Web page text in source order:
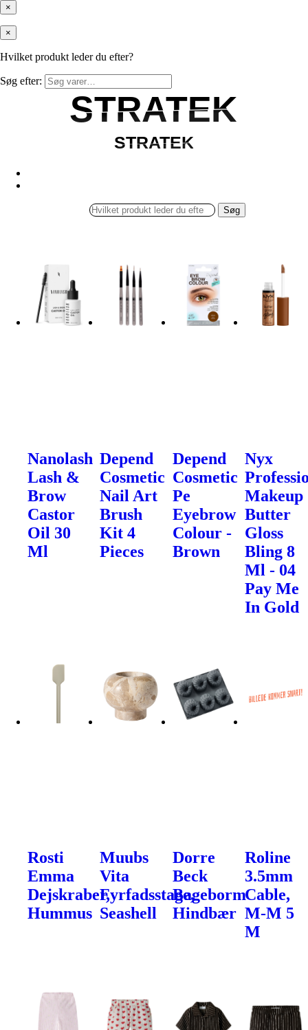
×
×
Hvilket produkt leder du efter?
Søg efter:
STRATEK
STRATEK
STRATEK
STRATEK
Søg
Nanolash
Lash &
Brow
Castor
Oil 30
Ml
Depend
Cosmetic
Nail Art
Brush
Kit 4
Pieces
Depend
Cosmetic
Pe
Eyebrow
Colour -
Brown
Nyx
Makeup
Butter
Gloss
Bling 8
Ml - 04
Pay Me
In Gold
Rosti
Emma
Dejskraber,
Hummus
Muubs
Vita
Fyrfadsstage,
Seashell
Dorre
Beck
Bageborm
Hindbær
Roline
3.5mm
Cable,
M-M 5
M